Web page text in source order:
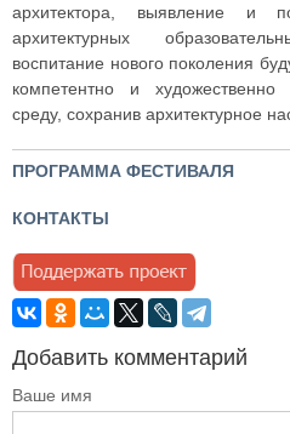
архитектора, выявление и
архитектурных
воспитание нового поколения
компетентно и
среду, сохранив архитектурное
ПРОГРАММА ФЕСТИВАЛЯ
КОНТАКТЫ
Добавить комментарий
Ваше имя